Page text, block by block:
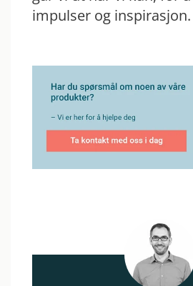
impulser og inspirasjon.